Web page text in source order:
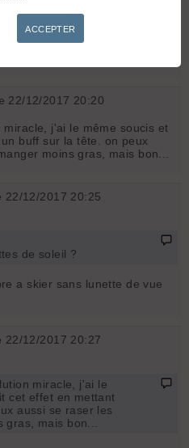
22/12/2017 20:20
j'ai le même soucis et
buff sur la tête. on peux
moins gras, mais bon...
22/12/2017 20:25
de soleil ?
a skier sans lunette de vue
22/12/2017 20:27
miracle, j'ai le
cet effet en mettant
aussi se raser les
mais bon...
ACCEPTER